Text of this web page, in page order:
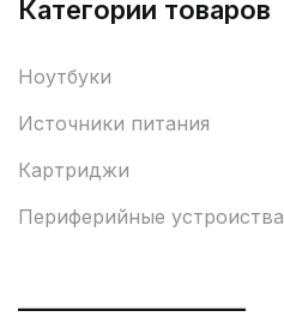
Категории товаров
Ноутбуки
Источники питания
Картриджи
Периферийные устроиства
___________________